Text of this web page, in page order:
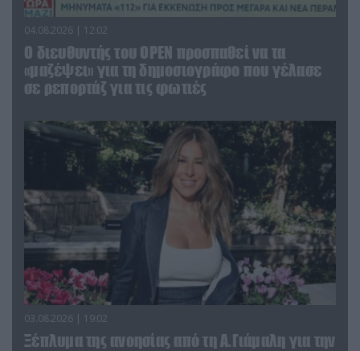
04.08.2026 | 12:02
O διευθυντής του OPEN προσπαθεί να τα
«μαζέψει» για τη δημοσιογράφο που γέλασε
σε ρεπορτάζ για τις φωτιές
03.08.2026 | 19:02
Ξέπλυμα της ανοησίας από τη Α.Γιάμαλη για την